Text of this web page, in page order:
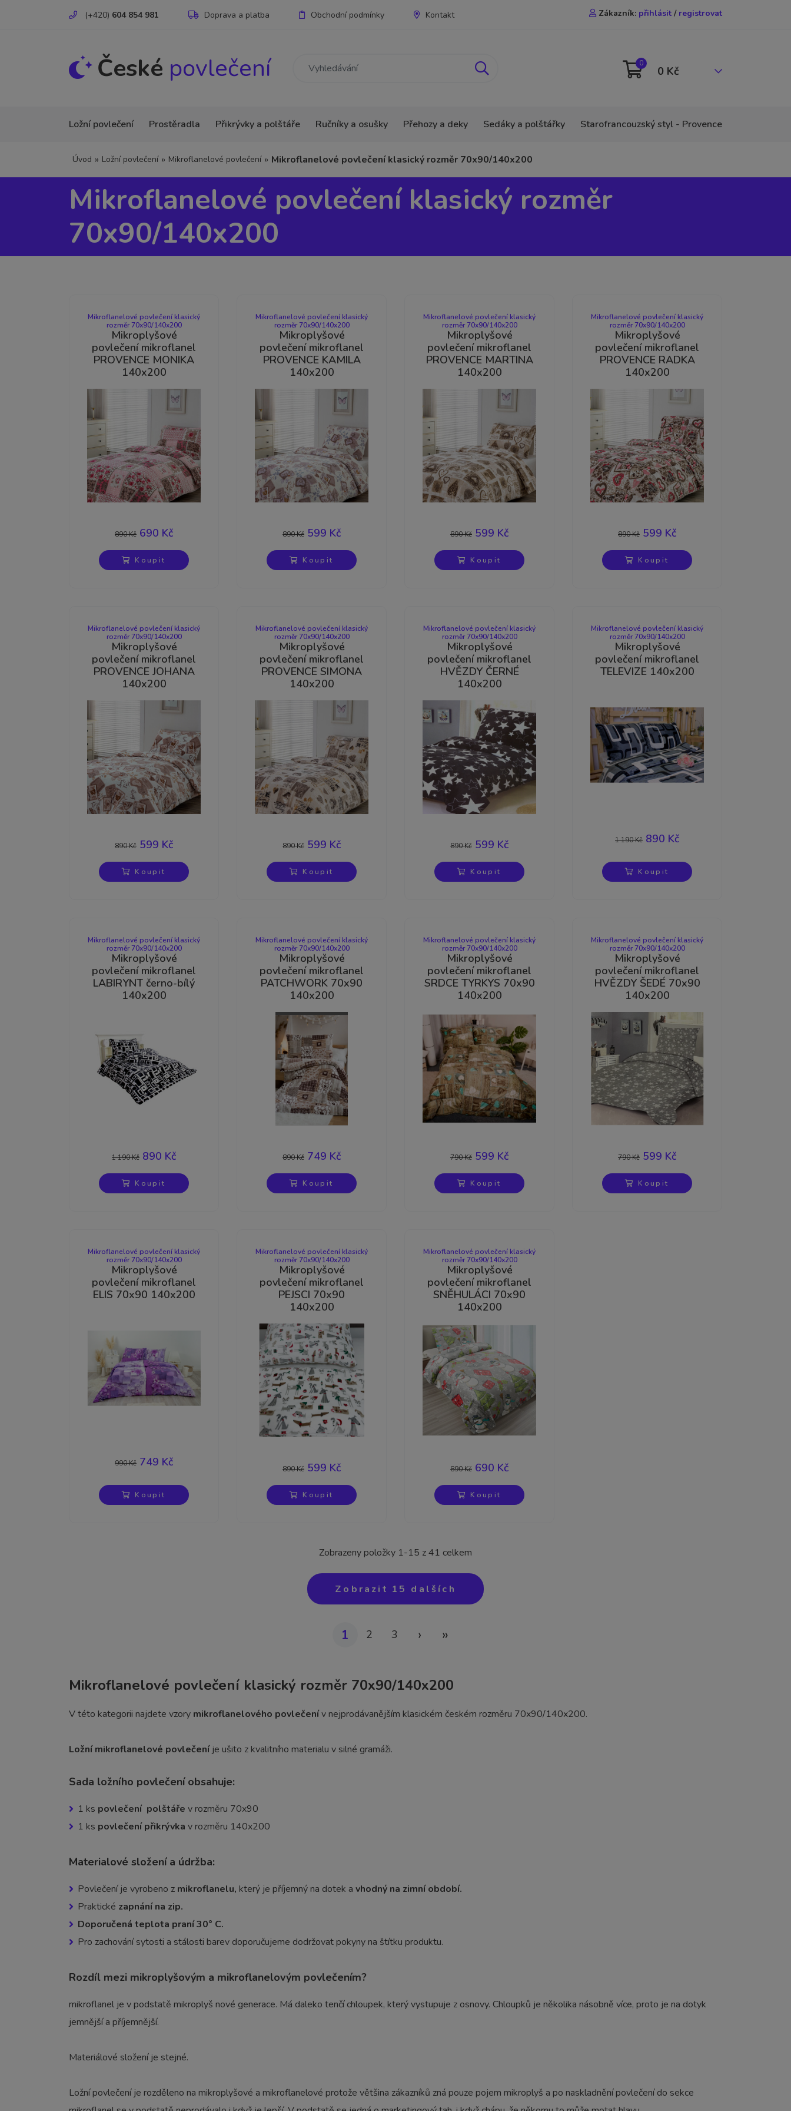
(+420) 604 854 981 Doprava a platba Obchodní podmínky Kontakt Zákazník: přihlásit / registrovat
České povlečení 0
0 Kč
Ložní povlečení Prostěradla Přikrývky a polštáře Ručníky a osušky Přehozy a deky Sedáky a polštářky Starofrancouzský styl - Provence
Úvod » Ložní povlečení » Mikroflanelové povlečení » Mikroflanelové povlečení klasický rozměr 70x90/140x200
Mikroflanelové povlečení klasický rozměr
70x90/140x200
Mikroflanelové povlečení klasický
rozměr 70x90/140x200
Mikroplyšové
povlečení mikroflanel
PROVENCE MONIKA
140x200
Výprodej
890 Kč 690 Kč
Koupit
Mikroflanelové povlečení klasický
rozměr 70x90/140x200
Mikroplyšové
povlečení mikroflanel
PROVENCE KAMILA
140x200
Výprodej
890 Kč 599 Kč
Koupit
Mikroflanelové povlečení klasický
rozměr 70x90/140x200
Mikroplyšové
povlečení mikroflanel
PROVENCE MARTINA
140x200
Výprodej
890 Kč 599 Kč
Koupit
Mikroflanelové povlečení klasický
rozměr 70x90/140x200
Mikroplyšové
povlečení mikroflanel
PROVENCE RADKA
140x200
Výprodej
890 Kč 599 Kč
Koupit
Mikroflanelové povlečení klasický
rozměr 70x90/140x200
Mikroplyšové
povlečení mikroflanel
PROVENCE JOHANA
140x200
Výprodej
890 Kč 599 Kč
Koupit
Mikroflanelové povlečení klasický
rozměr 70x90/140x200
Mikroplyšové
povlečení mikroflanel
PROVENCE SIMONA
140x200
Výprodej
890 Kč 599 Kč
Koupit
Mikroflanelové povlečení klasický
rozměr 70x90/140x200
Mikroplyšové
povlečení mikroflanel
HVĚZDY ČERNÉ
140x200
Akční zboží
890 Kč 599 Kč
Koupit
Mikroflanelové povlečení klasický
rozměr 70x90/140x200
Mikroplyšové
povlečení mikroflanel
TELEVIZE 140x200
1 190 Kč 890 Kč
Koupit
Mikroflanelové povlečení klasický
rozměr 70x90/140x200
Mikroplyšové
povlečení mikroflanel
LABIRYNT černo-bílý
140x200
1 190 Kč 890 Kč
Koupit
Mikroflanelové povlečení klasický
rozměr 70x90/140x200
Mikroplyšové
povlečení mikroflanel
PATCHWORK 70x90
140x200
890 Kč 749 Kč
Koupit
Mikroflanelové povlečení klasický
rozměr 70x90/140x200
Mikroplyšové
povlečení mikroflanel
SRDCE TYRKYS 70x90
140x200
790 Kč 599 Kč
Koupit
Mikroflanelové povlečení klasický
rozměr 70x90/140x200
Mikroplyšové
povlečení mikroflanel
HVĚZDY ŠEDÉ 70x90
140x200
790 Kč 599 Kč
Koupit
Mikroflanelové povlečení klasický
rozměr 70x90/140x200
Mikroplyšové
povlečení mikroflanel
ELIS 70x90 140x200
990 Kč 749 Kč
Koupit
Mikroflanelové povlečení klasický
rozměr 70x90/140x200
Mikroplyšové
povlečení mikroflanel
PEJSCI 70x90
140x200
890 Kč 599 Kč
Koupit
Mikroflanelové povlečení klasický
rozměr 70x90/140x200
Mikroplyšové
povlečení mikroflanel
SNĚHULÁCI 70x90
140x200
890 Kč 690 Kč
Koupit
Zobrazeny položky 1-15 z 41 celkem
Zobrazit 15 dalších
1 2 3 › »
Mikroflanelové povlečení klasický rozměr 70x90/140x200
V této kategorii najdete vzory mikroflanelového povlečenív nejprodávanějším klasickém českém rozměru 70x90/140x200.
Ložní mikroflanelové povlečeníje ušito z kvalitního materialu v silné gramáži.
Sada ložního povlečení obsahuje:
1 ks povlečení polštáře v rozměru 70x90
1 ks povlečení přikrývka v rozměru 140x200
Materialové složení a údržba:
Povlečení je vyrobeno z mikroflanelu, který je příjemný na dotek a vhodný na zimní období.
Praktické zapnání na zip.
Doporučená teplota praní 30° C.
Pro zachování sytosti a stálosti barev doporučujeme dodržovat pokyny na štítku produktu.
Rozdíl mezi mikroplyšovým a mikroflanelovým povlečením?
mikroflanel je v podstatě mikroplyš nové generace. Má daleko tenčí chloupek, který vystupuje z osnovy. Chloupků je několika násobně více, proto je na dotyk
jemnější a příjemnější.
Materiálové složení je stejné.
Ložní povlečení je rozděleno na mikroplyšové a mikroflanelové protože většina zákazníků zná pouze pojem mikroplyš a po naskladnění povlečení do sekce